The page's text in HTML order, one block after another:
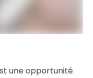
une opportunité